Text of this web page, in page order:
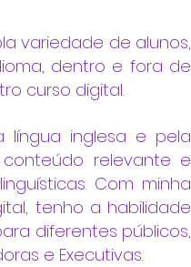
variedade de alunos,
dentro e fora de
curso digital.
língua inglesa e pela
relevante e
Com minha
tenho a habilidade
diferentes públicos,
e Executivas.